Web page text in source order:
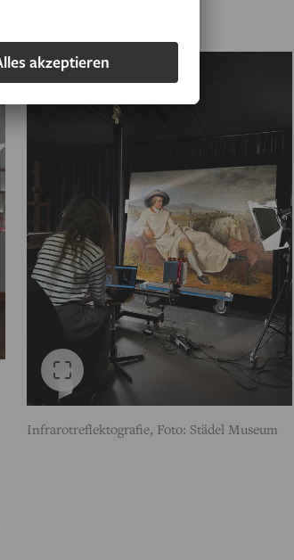
Infrarotreflektografie, Foto: Städel Museum